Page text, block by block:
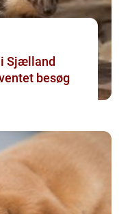
Sjælland
besøg